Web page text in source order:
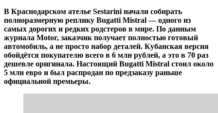
В Краснодарском ателье Sestarini начали собирать
полноразмерную реплику Bugatti Mistral — одного из
самых дорогих и редких родстеров в мире. По данным
журнала Motor, заказчик получает полностью готовый
автомобиль, а не просто набор деталей. Кубанская версия
обойдётся покупателю всего в 6 млн рублей, а это в 70 раз
дешевле оригинала. Настоящий Bugatti Mistral стоил около
5 млн евро и был распродан по предзаказу раньше
официальной премьеры.